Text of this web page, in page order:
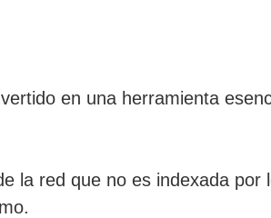
en una herramienta
la red que no es indexada